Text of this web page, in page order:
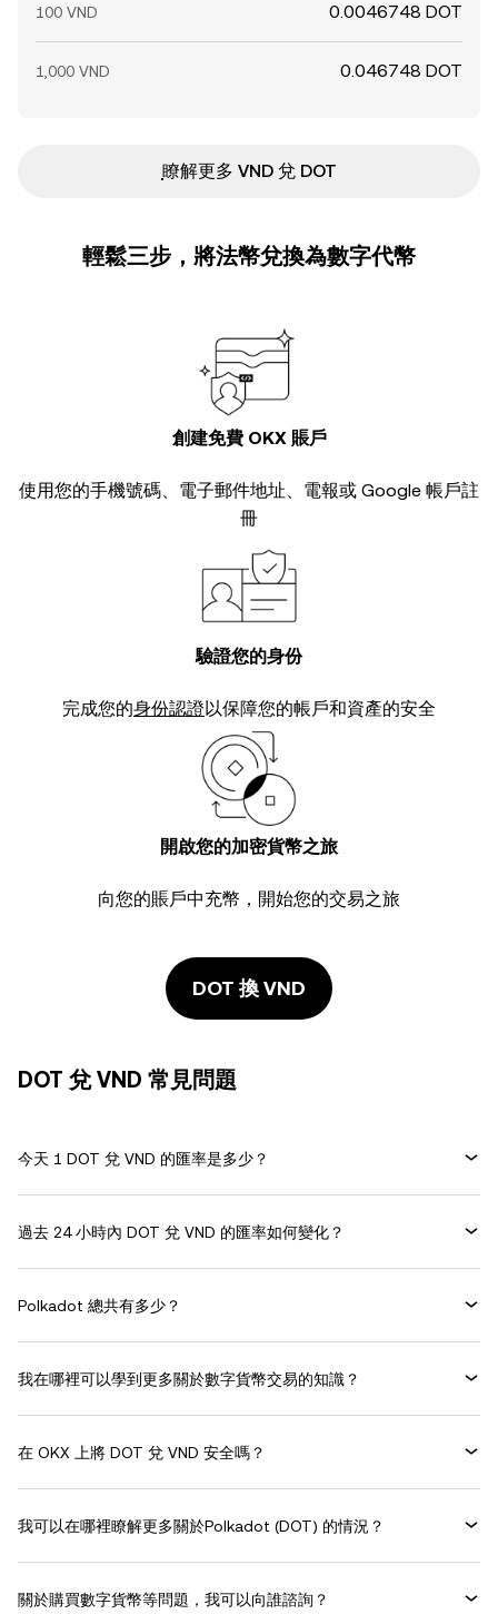
100 VND 0.0046748 DOT
1,000 VND 0.046748 DOT
ִִִִִִִִִִִִִִִִִִִִִִִִִִִִִִִִִִִִִִִִִִִִִִִ瞭解更多 VND 兌 DOT
輕鬆三步，將法幣兌換為數字代幣
創建免費 OKX 賬戶
使用您的手機號碼、電子郵件地址、電報或 Google 帳戶註
冊
驗證您的身份
完成您的身份認證以保障您的帳戶和資產的安全
開啟您的加密貨幣之旅
向您的賬戶中充幣，開始您的交易之旅
DOT 換 VND
DOT 兌 VND 常見問題
今天 1 DOT 兌 VND 的匯率是多少？
過去 24 小時內 DOT 兌 VND 的匯率如何變化？
Polkadot 總共有多少？
我在哪裡可以學到更多關於數字貨幣交易的知識？
在 OKX 上將 DOT 兌 VND 安全嗎？
我可以在哪裡瞭解更多關於Polkadot (DOT) 的情況？
關於購買數字貨幣等問題，我可以向誰諮詢？